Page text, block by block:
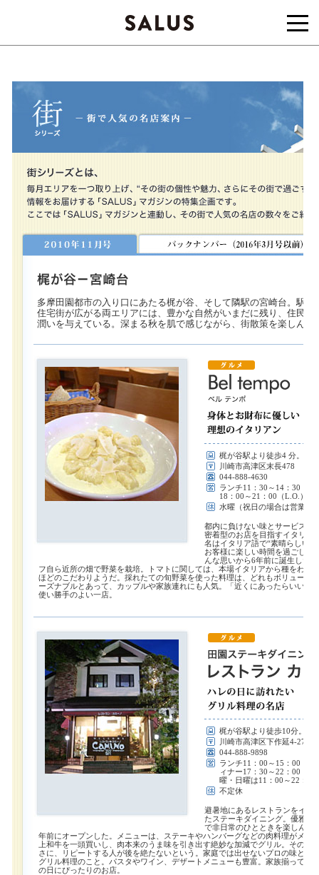
多摩田園都市の入り口にあたる梶が谷、そして隣駅の宮崎台。駅を
住宅街が広がる両エリアには、豊かな自然がいまだに残り、住民た
潤いを与えている。深まる秋を肌で感じながら、街散策を楽しんで
梶が谷駅より徒歩4 分。高
川崎市高津区末長478
044-888-4630
ランチ11：30～14：30（
18：00～21：00（L.O.）
水曜（祝日の場合は営業し
都内に負けない味とサービスが
密着型のお店を目指すイタリア
名はイタリア語で“素晴らしい
お客様に楽しい時間を過ごして
んな思いから6年前に誕生した
フ自ら近所の畑で野菜を栽培。トマトに関しては、本場イタリアから種をわざ
ほどのこだわりようだ。採れたての旬野菜を使った料理は、どれもボリューム
ーズナブルとあって、カップルや家族連れにも人気。「近くにあったらいいな
使い勝手のよい一店。
梶が谷駅より徒歩10分。身
川崎市高津区下作延4-27-1
044-888-9898
ランチ11：00～15：00（
ィナー17：30～22：00（
曜・日曜は11：00～22：00
不定休
避暑地にあるレストランをイメ
たステーキダイニング。優雅な
で非日常のひとときを楽しんで
年前にオープンした。メニューは、ステーキやハンバーグなどの肉料理がメイ
上和牛を一頭買いし、肉本来のうま味を引き出す絶妙な加減でグリル。その唯
さに、リピートする人が後を絶たないという。家庭では出せないプロの味とは
グリル料理のこと。パスタやワイン、デザートメニューも豊富。家族揃って出
の日にぴったりのお店。